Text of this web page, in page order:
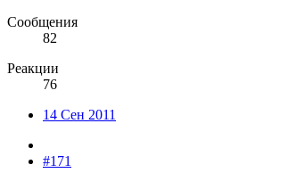
Сообщения
82
Реакции
76
14 Сен 2011
#171